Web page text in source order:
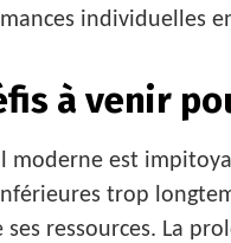
individuelles
à venir
moderne est
trop
ses ressources. La